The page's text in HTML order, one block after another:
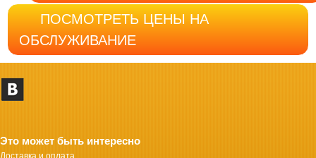
ПОСМОТРЕТЬ ЦЕНЫ НА
ОБСЛУЖИВАНИЕ
Это может быть интересно
Доставка и оплата